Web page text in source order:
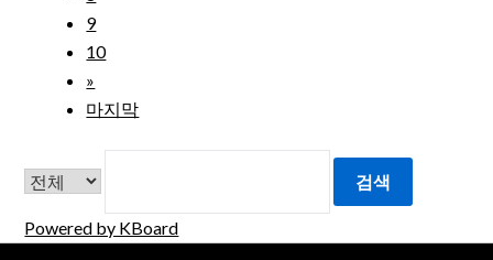
9
10
»
마지막
검색
Powered by KBoard